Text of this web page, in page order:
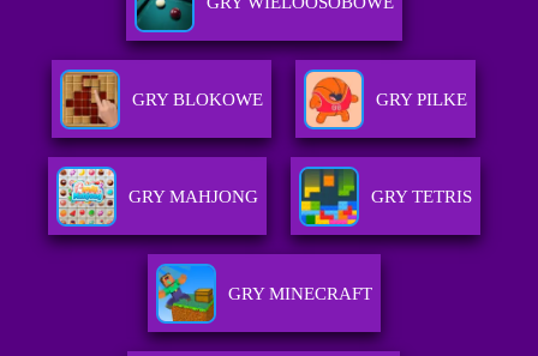
GRY BLOKOWE GRY PILKE
GRY MAHJONG GRY TETRIS
GRY MINECRAFT